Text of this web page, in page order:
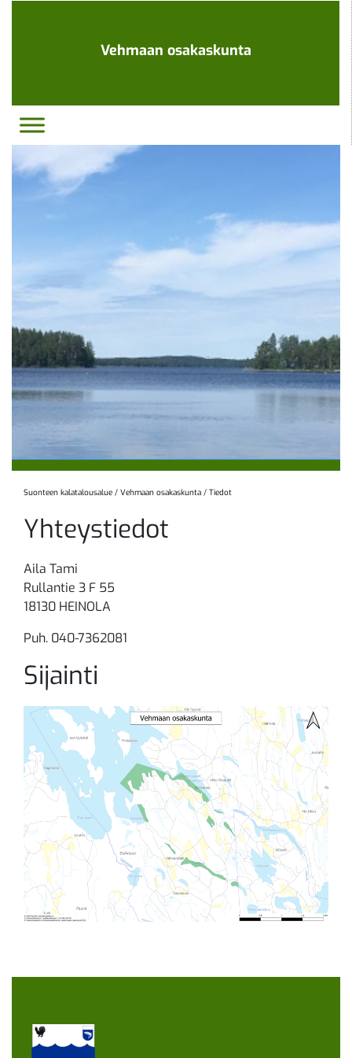
Vehmaan osakaskunta
Suonteen kalatalousalue / Vehmaan osakaskunta / Tiedot
Yhteystiedot
Aila Tami
Rullantie 3 F 55
18130 HEINOLA
Puh. 040-7362081
Sijainti